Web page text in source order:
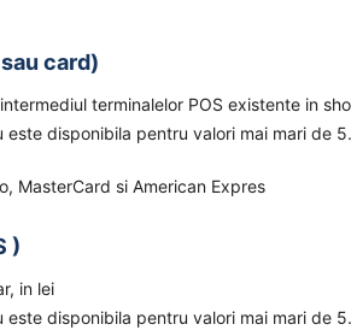
sau card)
terminalelor POS existente in
este disponibila pentru valori mai mari de
MasterCard si American Expres
)
in lei
este disponibila pentru valori mai mari de